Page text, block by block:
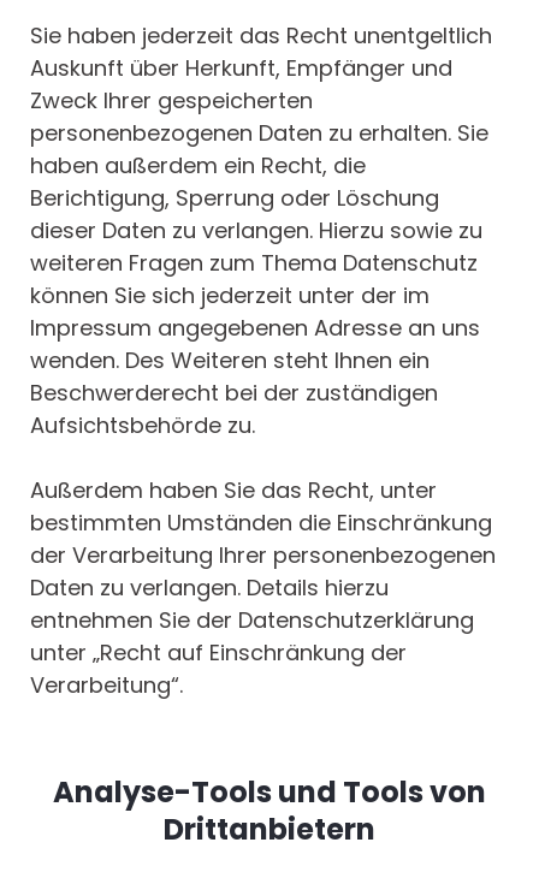
Sie haben jederzeit das Recht unentgeltlich
Auskunft über Herkunft, Empfänger und
Zweck Ihrer gespeicherten
personenbezogenen Daten zu erhalten. Sie
haben außerdem ein Recht, die
Berichtigung, Sperrung oder Löschung
dieser Daten zu verlangen. Hierzu sowie zu
weiteren Fragen zum Thema Datenschutz
können Sie sich jederzeit unter der im
Impressum angegebenen Adresse an uns
wenden. Des Weiteren steht Ihnen ein
Beschwerderecht bei der zuständigen
Aufsichtsbehörde zu.
Außerdem haben Sie das Recht, unter
bestimmten Umständen die Einschränkung
der Verarbeitung Ihrer personenbezogenen
Daten zu verlangen. Details hierzu
entnehmen Sie der Datenschutzerklärung
unter „Recht auf Einschränkung der
Verarbeitung“.
Analyse-Tools und Tools von
Drittanbietern